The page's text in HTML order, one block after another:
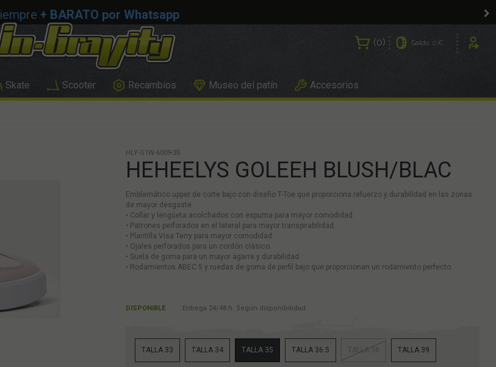
Envío GRATIS> 50€ de compra
0 Saldo: 0 €
Skate Scooter Recambios Museo del patín Accesorios
HLY-G1W-6009-35
HEHEELYS GOLEEH BLUSH/BLAC
Emblemático upper de corte bajo con diseño T-Toe que proporciona refuerzo y durabilidad en las zonas
de mayor desgaste.
• Collar y lengüeta acolchados con espuma para mayor comodidad.
• Patrones perforados en el lateral para mayor transpirabilidad.
• Plantilla Visa Terry para mayor comodidad.
• Ojales perforados para un cordón clásico.
• Suela de goma para un mayor agarre y durabilidad.
• Rodamientos ABEC 5 y ruedas de goma de perfil bajo que proporcionan un rodamiento perfecto.
DISPONIBLE Entrega 24/48 h. Según disponibilidad.
TALLA 33 TALLA 34 TALLA 35 TALLA 36.5 TALLA 38 TALLA 39